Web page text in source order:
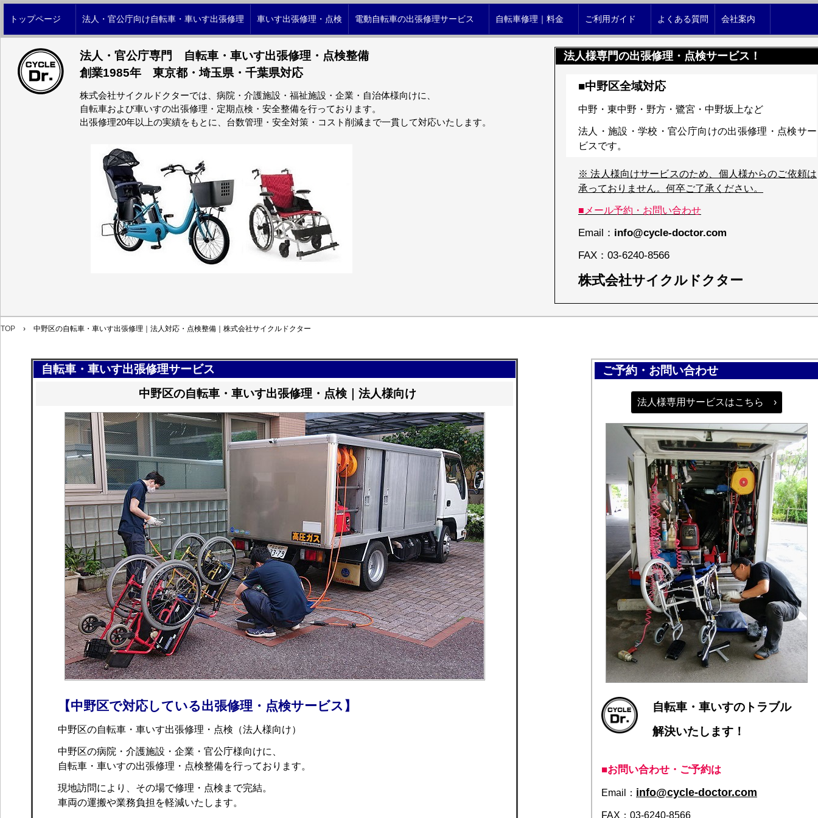
トップページ 法人・官公庁向け自転車・車いす出張修理 車いす出張修理・点検 電動自転車の出張修理サービス 自転車修理｜料金 ご利用ガイド よくある質問 会社案内
法人様専門の出張修理・点検サービス！
■中野区全域対応
中野・東中野・野方・鷺宮・中野坂上など
法人・施設・学校・官公庁向けの出張修理・点検サー
ビスです。
※ 法人様向けサービスのため、個人様からのご依頼は
承っておりません。何卒ご了承ください。
■メール予約・お問い合わせ
Email： info@cycle-doctor.com
FAX： 03-6240-8566
株式会社サイクルドクター
法人・官公庁専門 自転車・車いす出張修理・点検整備
創業1985年 東京都・埼玉県・千葉県対応
株式会社サイクルドクターでは、病院・介護施設・福祉施設・企業・自治体様向けに、
自転車および車いすの出張修理・定期点検・安全整備を行っております。
出張修理20年以上の実績をもとに、台数管理・安全対策・コスト削減まで一貫して対応いたします。
TOP › 中野区の自転車・車いす出張修理｜法人対応・点検整備｜株式会社サイクルドクター
自転車・車いす出張修理サービス
中野区の自転車・車いす出張修理・点検｜法人様向け
【中野区で対応している出張修理・点検サービス】
中野区の自転車・車いす出張修理・点検（法人様向け）
中野区の病院・介護施設・企業・官公庁様向けに、
自転車・車いすの出張修理・点検整備を行っております。
現地訪問により、その場で修理・点検まで完結。
車両の運搬や業務負担を軽減いたします。
ご予約・お問い合わせ
法人様専用サービスはこちら ›
自転車・車いすのトラブル
解決いたします！
■お問い合わせ・ご予約は
Email： info@cycle-doctor.com
FAX：03-6240-8566